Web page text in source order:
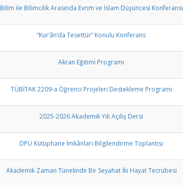
Bilim ile Bilimcilik Arasında Evrim ve İslam Düşüncesi Konferansı
“Kur’ân’da Tesettür” Konulu Konferans
Akran Eğitimi Programı
TÜBİTAK 2209-a Öğrenci Projeleri Destekleme Programı
2025-2026 Akademik Yılı Açılış Dersi
DPÜ Kütüphane İmkânları Bilgilendirme Toplantısı
Akademik Zaman Tünelinde Bir Seyahat İki Hayat Tecrübesi